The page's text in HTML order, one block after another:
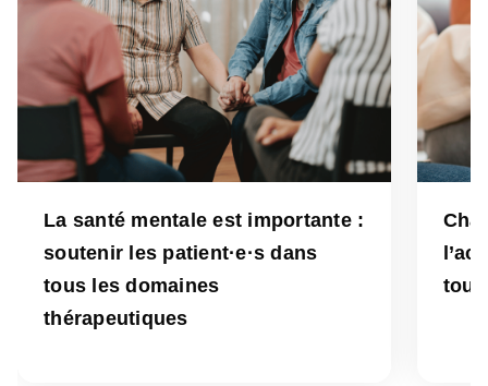
La santé mentale est importante :
soutenir les patient·e·s dans
tous les domaines
thérapeutiques